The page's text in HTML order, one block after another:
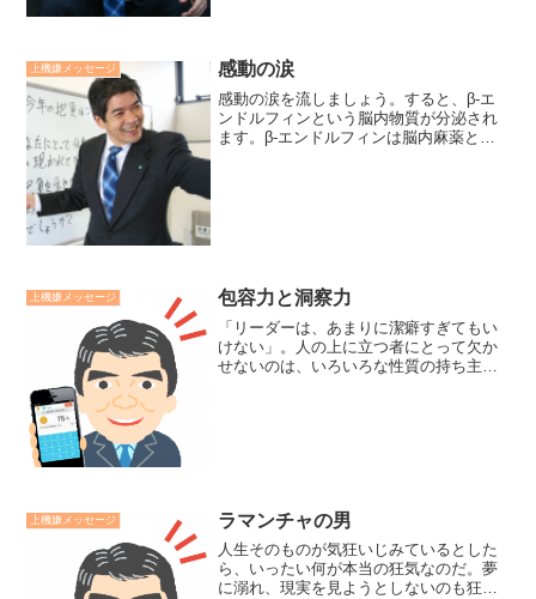
上機嫌メッセージ 感動の涙
感動の涙を流しましょう。すると、β-エ
ンドルフィンという脳内物質が分泌され
ます。β-エンドルフィンは脳内麻薬と言
上機嫌メッセージ 包容力と洞察力
「リーダーは、あまりに潔癖すぎてもい
けない」。人の上に立つ者にとって欠か
せないのは、いろいろな性質の持ち主を
上機嫌メッセージ ラマンチャの男
人生そのものが気狂いじみているとした
ら、いったい何が本当の狂気なのだ。夢
に溺れ、現実を見ようとしないのも狂気